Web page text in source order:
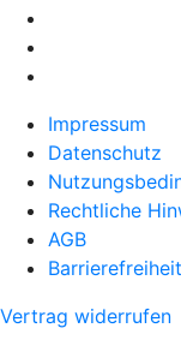
Impressum
Datenschutz
Rechtliche
AGB
Barrierefreiheit
Vertrag widerrufen